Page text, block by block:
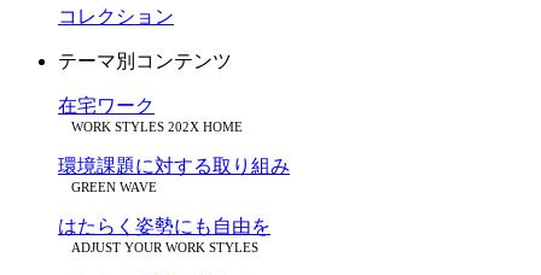
コレクション
テーマ別コンテンツ
在宅ワーク
WORK STYLES 202X HOME
環境課題に対する取り組み
GREEN WAVE
はたらく姿勢にも自由を
ADJUST YOUR WORK STYLES